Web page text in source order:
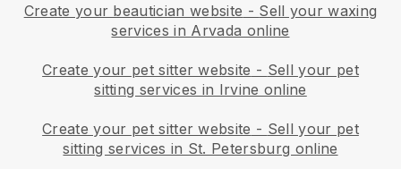
Create your beautician website - Sell your waxing
services in Arvada online
Create your pet sitter website - Sell your pet
sitting services in Irvine online
Create your pet sitter website - Sell your pet
sitting services in St. Petersburg online